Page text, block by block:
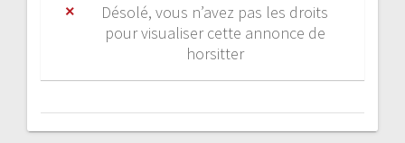
Désolé, vous n’avez pas les droits
pour visualiser cette annonce de
horsitter